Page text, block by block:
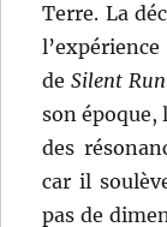
Terre. La
deSilent
son époque,
des
car il
pas de